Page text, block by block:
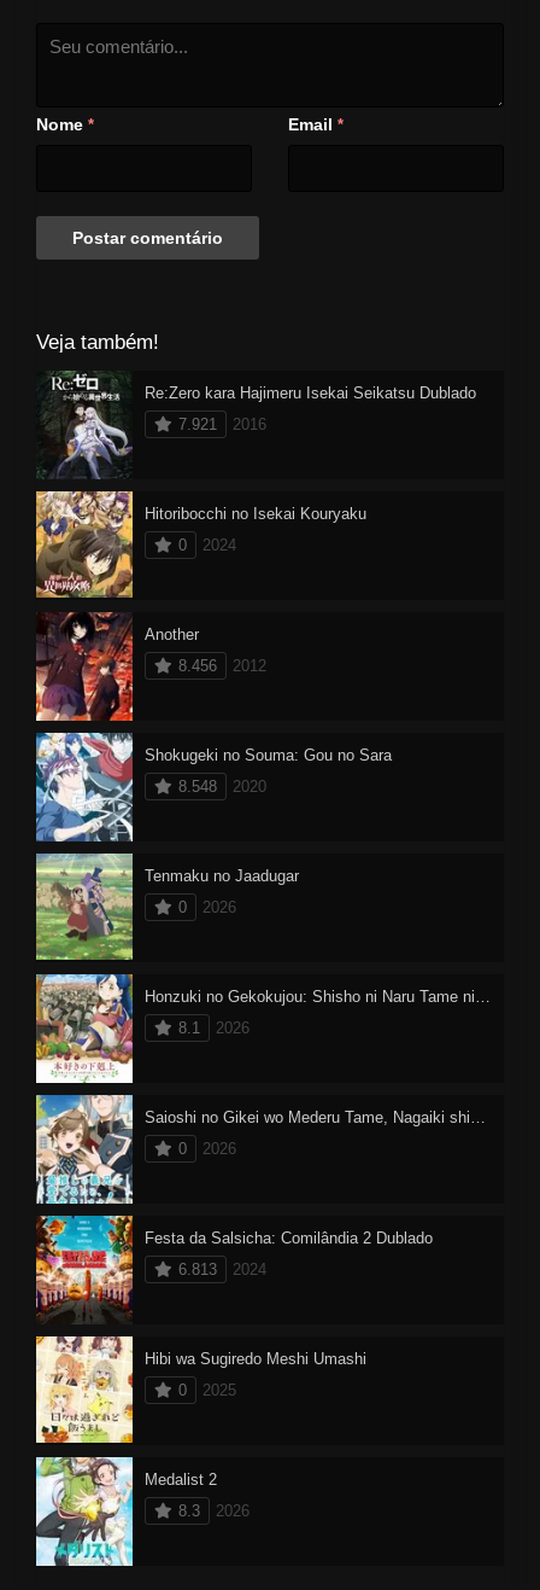
Nome * Email *
Veja também!
Re:Zero kara Hajimeru Isekai Seikatsu Dublado
7.921
2016
Hitoribocchi no Isekai Kouryaku
0
2024
Another
8.456
2012
Shokugeki no Souma: Gou no Sara
8.548
2020
Tenmaku no Jaadugar
0
2026
Honzuki no Gekokujou: Shisho ni Naru Tame ni wa Shudan wo Erandeiraremasen 4
8.1
2026
Saioshi no Gikei wo Mederu Tame, Nagaiki shimasu!
0
2026
Festa da Salsicha: Comilândia 2 Dublado
6.813
2024
Hibi wa Sugiredo Meshi Umashi
0
2025
Medalist 2
8.3
2026